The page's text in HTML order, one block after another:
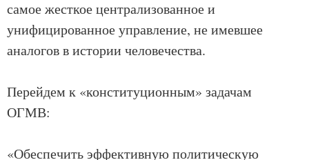
самое жесткое централизованное и
унифицированное управление, не имевшее
аналогов в истории человечества.
Перейдем к «конституционным» задачам
ОГМВ:
«Обеспечить эффективную политическую